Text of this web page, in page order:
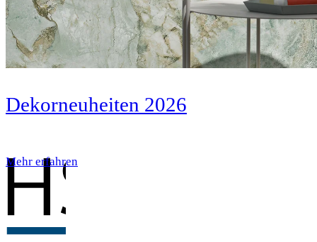
Dekorneuheiten 2026
Mehr erfahren